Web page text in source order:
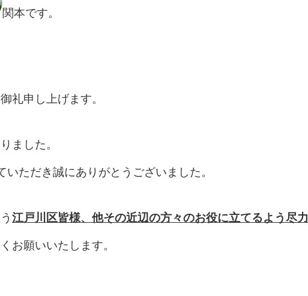
関本です。
礼申し上げます。
ました。
ただき誠にありがとうございました。
江戸川区皆様、他その近辺の方々のお役に立てるよう尽力
お願いいたします。